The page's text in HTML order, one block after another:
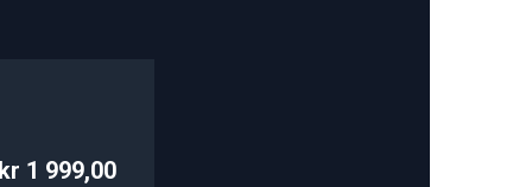
1 999,00